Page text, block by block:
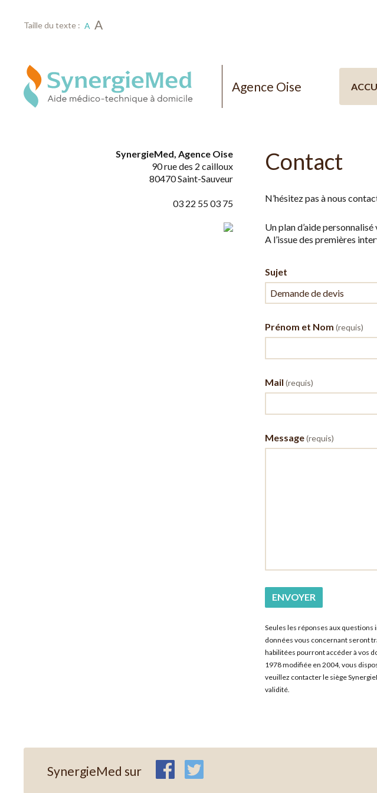
Agence Oise
Taille du texte : A A
Contact
N’hésitez pas à nous
Un plan d’aide
A l’issue des premières
SynergieMed, Agence Oise
90 rue des 2 cailloux
80470Saint-Sauveur
03 22 55 03 75
Sujet
Prénom et Nom (requis)
Mail (requis)
Message(requis)
Seules les réponses aux
données vous concernant seront
habilitées pourront accéder à vos
1978 modifiée en 2004, vous
veuillez contacter le siège
validité.
SynergieMed sur